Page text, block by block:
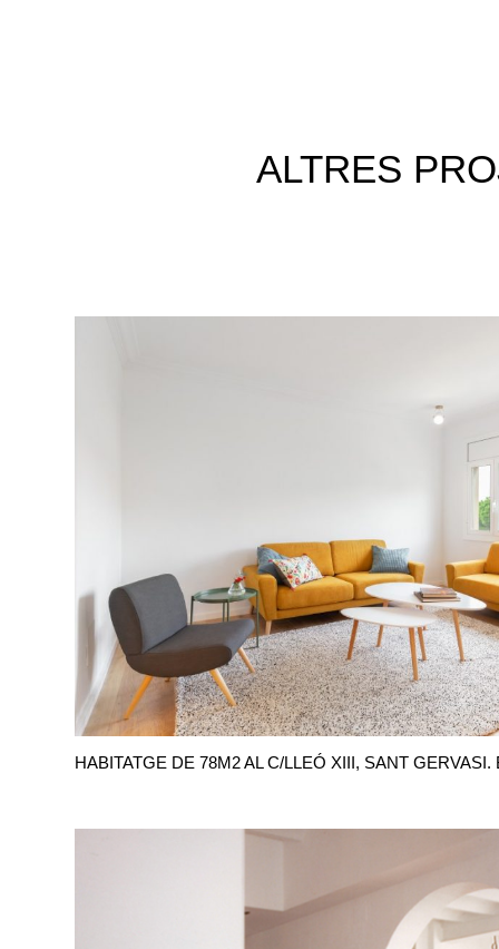
ALTRES
HABITATGE DE 78M2 AL C/LLEÓ XIII, SANT GERVASI.